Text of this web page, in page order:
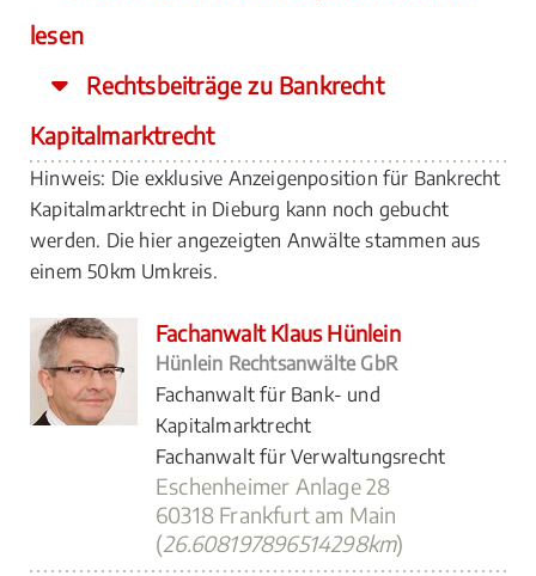
lesen
Rechtsbeiträge zu Bankrecht
Kapitalmarktrecht
Hinweis: Die exklusive Anzeigenposition für Bankrecht
Kapitalmarktrecht in Dieburg kann noch gebucht
werden. Die hier angezeigten Anwälte stammen aus
einem 50km Umkreis.
Fachanwalt Klaus Hünlein
Hünlein Rechtsanwälte GbR
Fachanwalt für Bank- und
Kapitalmarktrecht
Fachanwalt für Verwaltungsrecht
Eschenheimer Anlage 28
60318 Frankfurt am Main
(26.608197896514298km)